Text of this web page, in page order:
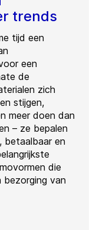
trends
tijd een
een
de
zich
stijgen,
meer doen dan
– ze bepalen
betaalbaar en
die
bezorging van